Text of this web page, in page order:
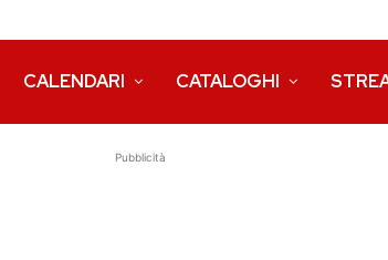
CALENDARI CATALOGHI
Pubblicità